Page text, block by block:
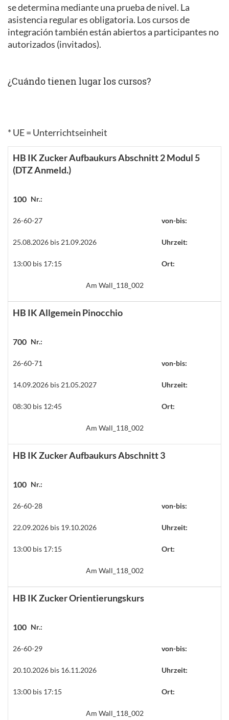
se determina mediante una prueba de nivel. La
asistencia regular es obligatoria. Los cursos de
integración también están abiertos a participantes no
autorizados (invitados).
¿Cuándo tienen lugar los cursos?
* UE = Unterrichtseinheit
HB IK Zucker Aufbaukurs Abschnitt 2 Modul 5
(DTZ Anmeld.)
100 Nr.:
26-60-27 von-bis:
25.08.2026 bis 21.09.2026 Uhrzeit:
13:00 bis 17:15 Ort:
Am Wall_118_002
HB IK Allgemein Pinocchio
700 Nr.:
26-60-71 von-bis:
14.09.2026 bis 21.05.2027 Uhrzeit:
08:30 bis 12:45 Ort:
Am Wall_118_002
HB IK Zucker Aufbaukurs Abschnitt 3
100 Nr.:
26-60-28 von-bis:
22.09.2026 bis 19.10.2026 Uhrzeit:
13:00 bis 17:15 Ort:
Am Wall_118_002
HB IK Zucker Orientierungskurs
100 Nr.:
26-60-29 von-bis:
20.10.2026 bis 16.11.2026 Uhrzeit:
13:00 bis 17:15 Ort:
Am Wall_118_002